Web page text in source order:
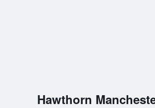
Hawthorn